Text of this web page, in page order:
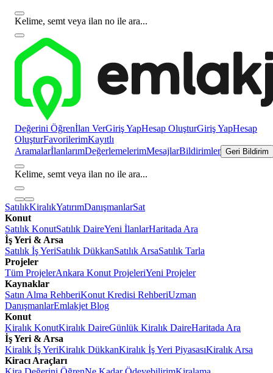
Kelime, semt veya ilan no ile ara...
Değerini Öğrenİlan VerGiriş YapHesap OluşturGiriş YapHesap
OluşturFavorilerimKayıtlı
AramalarİlanlarımDeğerlemelerimMesajlarBildirimler Geri Bildirim
Kelime, semt veya ilan no ile ara...
SatılıkKiralıkYatırımDanışmanlarSat
Konut
Satılık KonutSatılık DaireYeni İlanlarHaritada Ara
İş Yeri & Arsa
Satılık İş YeriSatılık DükkanSatılık ArsaSatılık Tarla
Projeler
Tüm ProjelerAnkara Konut ProjeleriYeni Projeler
Kaynaklar
Satın Alma RehberiKonut Kredisi RehberiUzman
DanışmanlarEmlakjet Blog
Konut
Kiralık KonutKiralık DaireGünlük Kiralık DaireHaritada Ara
İş Yeri & Arsa
Kiralık İş YeriKiralık DükkanKiralık İş Yeri PiyasasıKiralık Arsa
Kiracı Araçları